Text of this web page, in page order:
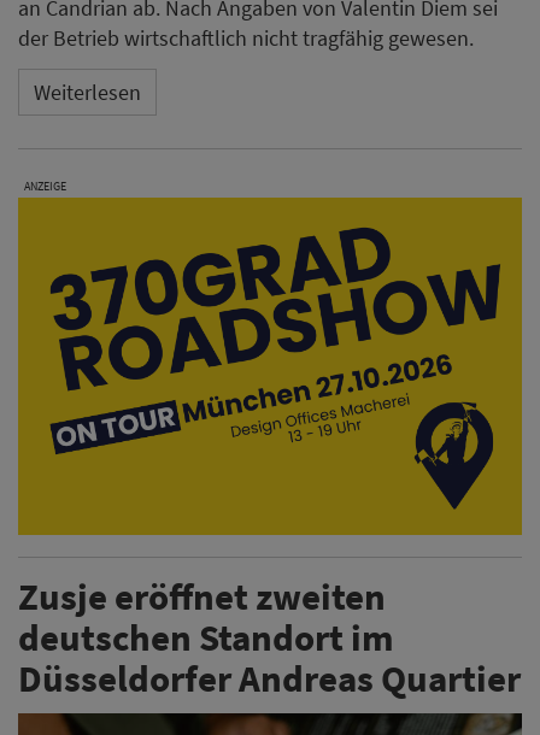
an Candrian ab. Nach Angaben von Valentin Diem sei
der Betrieb wirtschaftlich nicht tragfähig gewesen.
Weiterlesen
ANZEIGE
Zusje eröffnet zweiten
deutschen Standort im
Düsseldorfer Andreas Quartier